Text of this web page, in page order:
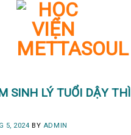
SINH LÝ TUỔI DẬY THÌ
5, 2024 BY ADMIN